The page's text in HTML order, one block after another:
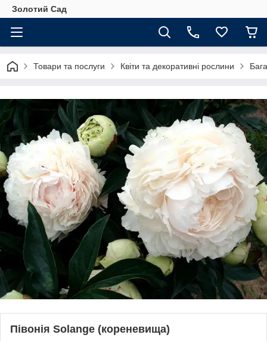
Золотий Сад
Товари та послуги Квіти та декоративні рослини
Півонія Solange (кореневища)